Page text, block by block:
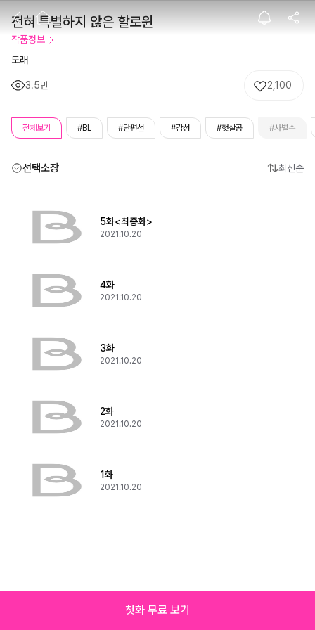
전혀 특별하지 않
전혀 특별하지 않은 할로윈
작품정보
도래
3.5만 2,100
전체보기 #BL #단편선 #감성 #햇살공 #사별수
선택소장 최신순
5화<최종화>
2021.10.20
4화
2021.10.20
3화
2021.10.20
2화
2021.10.20
1화
2021.10.20
첫화 무료 보기